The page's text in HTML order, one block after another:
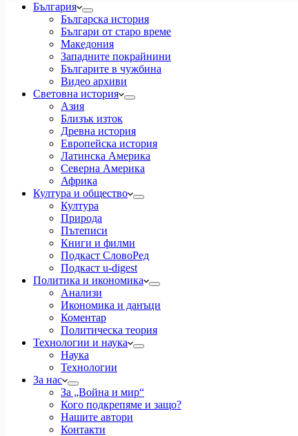
България
Българска история
Българи от старо време
Македония
Западните покрайнини
Българите в чужбина
Видео архиви
Световна история
Азия
Близък изток
Древна история
Европейска история
Латинска Америка
Северна Америка
Африка
Култура и общество
Култура
Природа
Пътеписи
Книги и филми
Подкаст СловоРед
Подкаст u-digest
Политика и икономика
Анализи
Икономика и данъци
Коментар
Политическа теория
Технологии и наука
Наука
Технологии
За нас
За „Война и мир“
Кого подкрепяме и защо?
Нашите автори
Контакти